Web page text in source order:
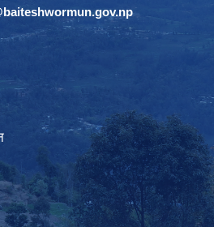
baiteshwormun.gov.np